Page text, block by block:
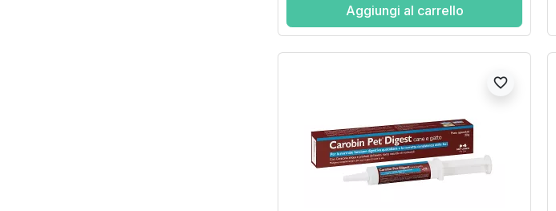
Aggiungi al carrello
favorite_border